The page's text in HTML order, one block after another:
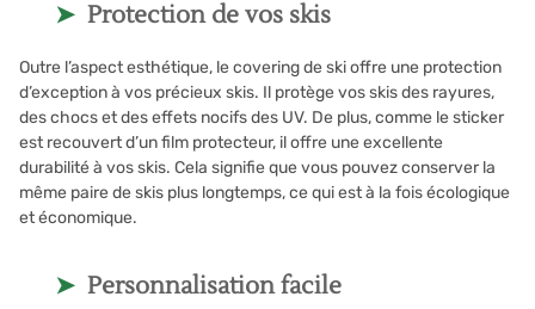
Protection de vos skis
Outre l’aspect esthétique, le covering de ski offre une protection
d’exception à vos précieux skis. Il protège vos skis des rayures,
des chocs et des effets nocifs des UV. De plus, comme le sticker
est recouvert d’un film protecteur, il offre une excellente
durabilité à vos skis. Cela signifie que vous pouvez conserver la
même paire de skis plus longtemps, ce qui est à la fois écologique
et économique.
Personnalisation facile